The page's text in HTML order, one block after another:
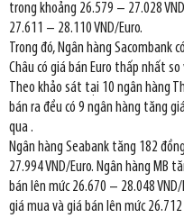
trong khoảng 26.579 – 27.028
27.611 – 28.110 VND/Euro.
Trong đó, Ngân hàng Sacombank
Châu có giá bán Euro thấp nhất so
Theo khảo sát tại 10 ngân hàng
bán ra đều có 9 ngân hàng tăng
qua .
Ngân hàng Seabank tăng 182
27.994 VND/Euro. Ngân hàng MB
bán lên mức 26.670 – 28.048
giá mua và giá bán lên mức